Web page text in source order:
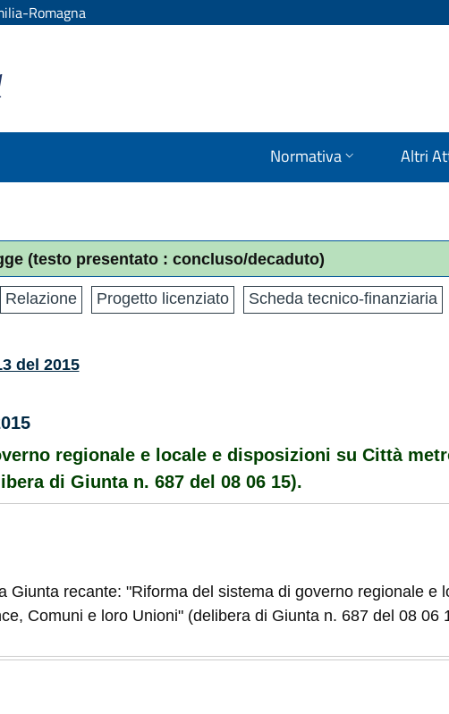
Romagna
Normativa Altri
(testo presentato : concluso/decaduto)
Relazione Progetto licenziato Scheda tecnico-finanziaria
del 2015
regionale e locale e disposizioni su Città
di Giunta n. 687 del 08 06 15).
Giunta recante: "Riforma del sistema di governo regionale e
Comuni e loro Unioni" (delibera di Giunta n. 687 del 08 06